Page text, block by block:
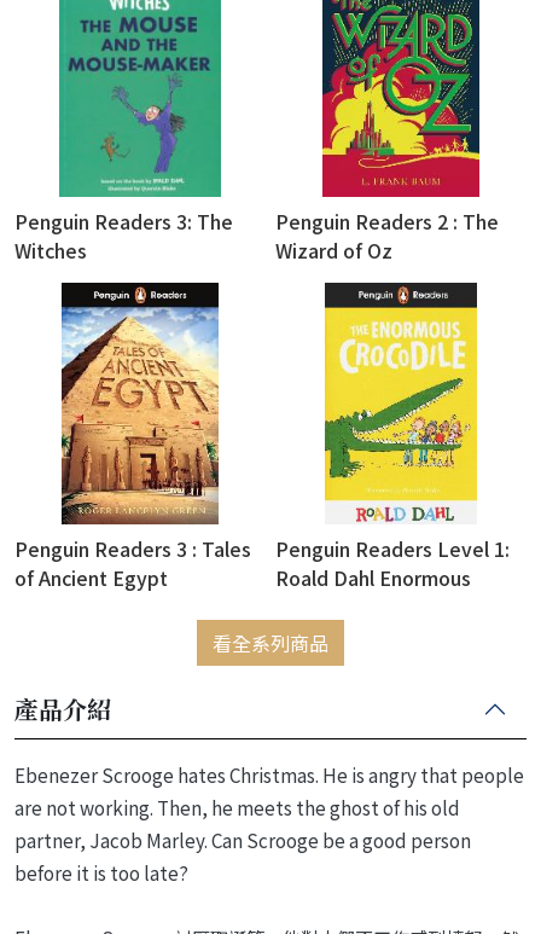
Penguin Readers 3: The
Witches
Penguin Readers 2 : The
Wizard of Oz
Penguin Readers 3 : Tales
of Ancient Egypt
Penguin Readers Level 1:
Roald Dahl Enormous
Reader)(with Online
Resources Access Code)
看全系列商品
產品介紹
Ebenezer Scrooge hates Christmas. He is angry that people
are not working. Then, he meets the ghost of his old
partner, Jacob Marley. Can Scrooge be a good person
before it is too late?